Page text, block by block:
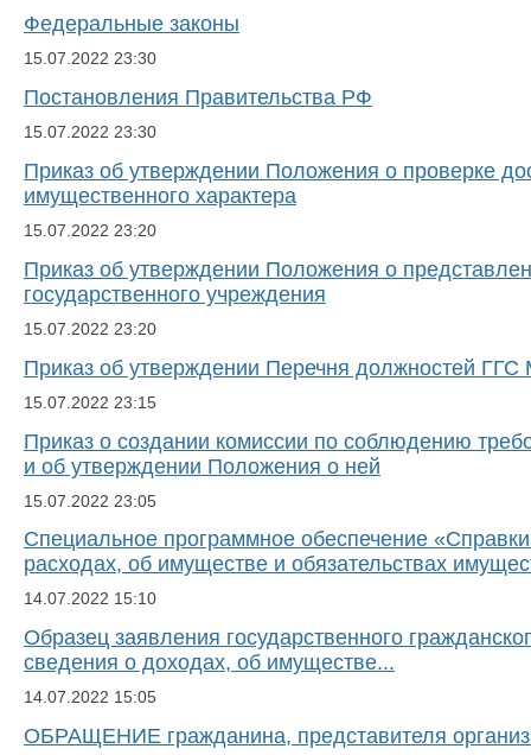
Федеральные законы
15.07.2022 23:30
Постановления Правительства РФ
15.07.2022 23:30
Приказ об утверждении Положения о проверке
имущественного характера
15.07.2022 23:20
Приказ об утверждении Положения о
государственного учреждения
15.07.2022 23:20
Приказ об утверждении Перечня должностей
15.07.2022 23:15
Приказ о создании комиссии по соблюдению
и об утверждении Положения о ней
15.07.2022 23:05
Специальное программное обеспечение
расходах, об имуществе и обязательствах
14.07.2022 15:10
Образец заявления государственного
сведения о доходах, об имуществе...
14.07.2022 15:05
ОБРАЩЕНИЕ гражданина, представителя